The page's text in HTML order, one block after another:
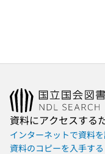
資料にアクセスする
インターネットで資料
資料のコピーを入手する